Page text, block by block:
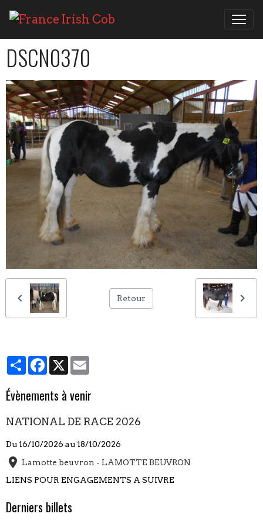
DSCN0370
Retour
PartagerFacebook
X
Évènements à venir
NATIONAL DE RACE 2026
Du 16/10/2026 au 18/10/2026
Lamotte beuvron - LAMOTTE BEUVRON
LIENS POUR ENGAGEMENTS A SUIVRE
Derniers billets